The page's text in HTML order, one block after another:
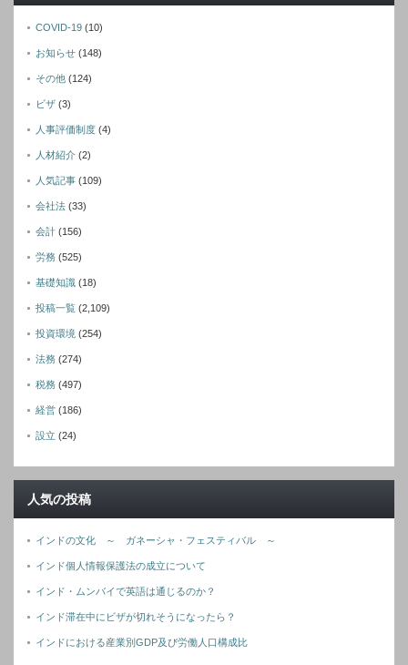
COVID-19 (10)
お知らせ (148)
その他 (124)
ビザ (3)
人事評価制度 (4)
人材紹介 (2)
人気記事 (109)
会社法 (33)
会計 (156)
労務 (525)
基礎知識 (18)
投稿一覧 (2,109)
投資環境 (254)
法務 (274)
税務 (497)
経営 (186)
設立 (24)
人気の投稿
インドの文化 ～ ガネーシャ・フェスティバル ～
インド個人情報保護法の成立について
インド・ムンバイで英語は通じるのか？
インド滞在中にビザが切れそうになったら？
インドにおける産業別GDP及び労働人口構成比